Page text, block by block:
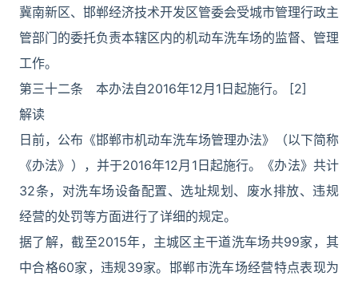
冀南新区、邯郸经济技术开发区管委会受城市管理行政主
管部门的委托负责本辖区内的机动车洗车场的监督、管理
工作。
第三十二条 本办法自2016年12月1日起施行。 [2]
解读
日前，公布《邯郸市机动车洗车场管理办法》（以下简称
《办法》），并于2016年12月1日起施行。《办法》共计
32条，对洗车场设备配置、选址规划、废水排放、违规
经营的处罚等方面进行了详细的规定。
据了解，截至2015年，主城区主干道洗车场共99家，其
中合格60家，违规39家。邯郸市洗车场经营特点表现为